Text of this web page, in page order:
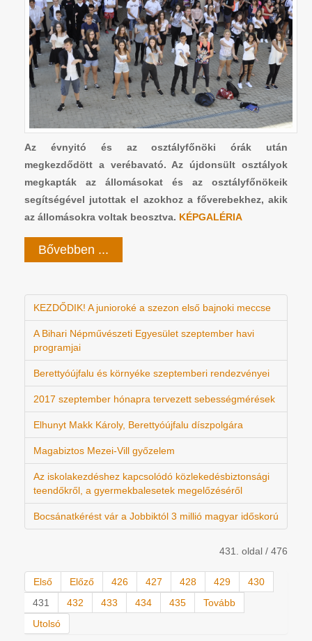
Az évnyitó és az osztályfőnöki órák után
megkezdődött a verébavató. Az újdonsült osztályok
megkapták az állomásokat és az osztályfőnökeik
segítségével jutottak el azokhoz a főverebekhez, akik
az állomásokra voltak beosztva. KÉPGALÉRIA
Bővebben ...
KEZDŐDIK! A junioroké a szezon első bajnoki meccse
A Bihari Népművészeti Egyesület szeptember havi
programjai
Berettyóújfalu és környéke szeptemberi rendezvényei
2017 szeptember hónapra tervezett sebességmérések
Elhunyt Makk Károly, Berettyóújfalu díszpolgára
Magabiztos Mezei-Vill győzelem
Az iskolakezdéshez kapcsolódó közlekedésbiztonsági
teendőkről, a gyermekbalesetek megelőzéséről
Bocsánatkérést vár a Jobbiktól 3 millió magyar időskorú
431. oldal / 476
Első Előző 426 427 428 429
430
431
432 433 434 435
Tovább
Utolsó